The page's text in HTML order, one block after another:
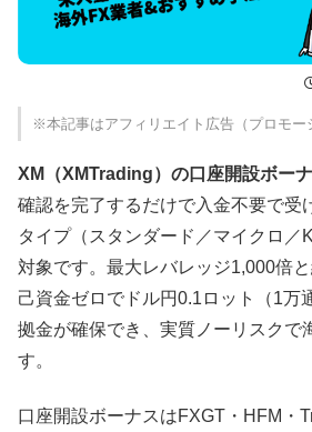
※本記事はアフィリエイト広告（プロモー
XM（XMTrading）の口座開設ボー
確認を完了するだけで入金不要で受
タイプ（スタンダード／マイクロ／
対象です。最大レバレッジ1,000倍
己資金ゼロでドル円0.1ロット（1万
拠金が確保でき、実質ノーリスクで
す。
口座開設ボーナスはFXGT・HFM・